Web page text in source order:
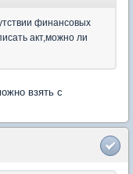
финансовых
акт,можно ли
взять с